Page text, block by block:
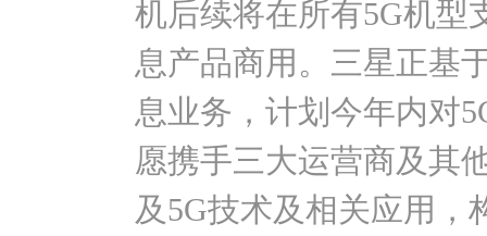
机后续将在所有5G机型
息产品商用。三星正基
息业务，计划今年内对
愿携手三大运营商及其
及5G技术及相关应用，